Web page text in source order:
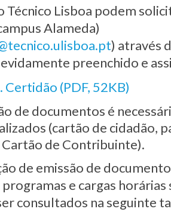
Técnico Lisboa podem
Alameda)
) através
preenchido e
Certidão (PDF, 52KB)
de documentos é
(cartão de cidadão,
de Contribuinte).
de emissão de
e cargas
consultados na seguinte